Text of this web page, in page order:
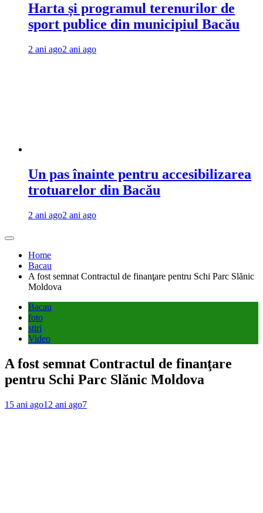
Harta și programul terenurilor de
sport publice din municipiul Bacău
2 ani ago2 ani ago
Un pas înainte pentru accesibilizarea
trotuarelor din Bacău
2 ani ago2 ani ago
Home
Bacau
A fost semnat Contractul de finanţare pentru Schi Parc Slănic
Moldova
Bacau
foto
stiri
Video
A fost semnat Contractul de finanţare
pentru Schi Parc Slănic Moldova
15 ani ago12 ani ago7